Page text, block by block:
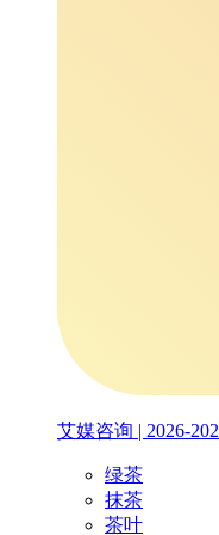
艾媒咨询 | 2026-
绿茶
抹茶
茶叶